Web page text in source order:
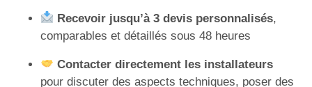
Recevoir jusqu’à 3 devis personnalisés,
comparables et détaillés sous 48 heures
Contacter directement les installateurs
pour discuter des aspects techniques, poser des